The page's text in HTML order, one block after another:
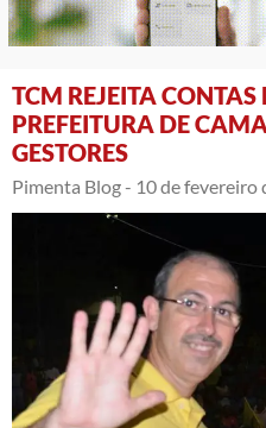
TCM REJEITA
PREFEITURA DE
GESTORES
Pimenta Blog - 10 de fevereiro